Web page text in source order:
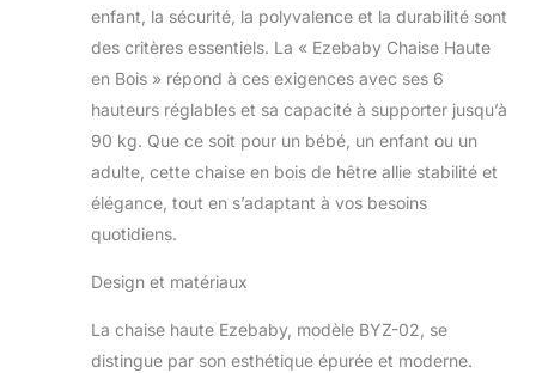
enfant, la sécurité, la polyvalence et la durabilité sont
des critères essentiels. La « Ezebaby Chaise Haute
en Bois » répond à ces exigences avec ses 6
hauteurs réglables et sa capacité à supporter jusqu’à
90 kg. Que ce soit pour un bébé, un enfant ou un
adulte, cette chaise en bois de hêtre allie stabilité et
élégance, tout en s’adaptant à vos besoins
quotidiens.
Design et matériaux
La chaise haute Ezebaby, modèle BYZ-02, se
distingue par son esthétique épurée et moderne.